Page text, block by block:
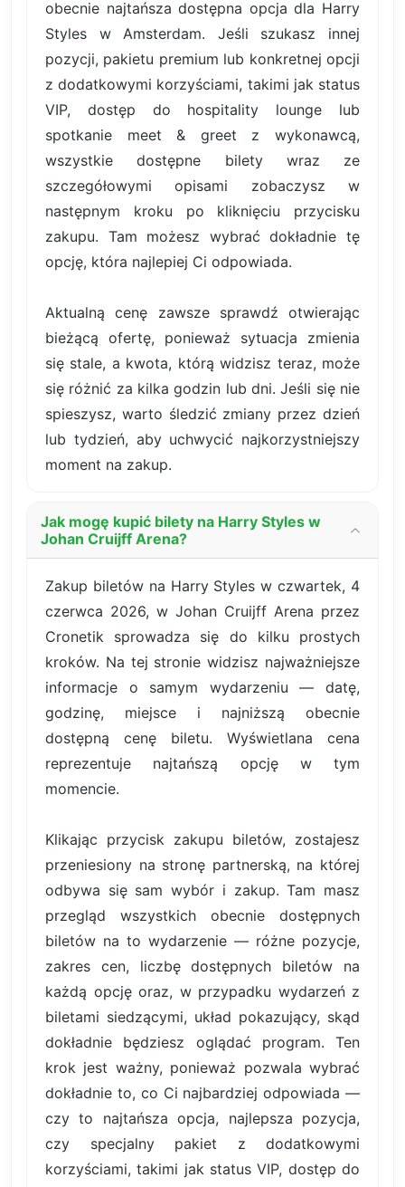
obecnie najtańsza dostępna opcja dla Harry
Styles w Amsterdam. Jeśli szukasz innej
pozycji, pakietu premium lub konkretnej opcji
z dodatkowymi korzyściami, takimi jak status
VIP, dostęp do hospitality lounge lub
spotkanie meet & greet z wykonawcą,
wszystkie dostępne bilety wraz ze
szczegółowymi opisami zobaczysz w
następnym kroku po kliknięciu przycisku
zakupu. Tam możesz wybrać dokładnie tę
opcję, która najlepiej Ci odpowiada.
Aktualną cenę zawsze sprawdź otwierając
bieżącą ofertę, ponieważ sytuacja zmienia
się stale, a kwota, którą widzisz teraz, może
się różnić za kilka godzin lub dni. Jeśli się nie
spieszysz, warto śledzić zmiany przez dzień
lub tydzień, aby uchwycić najkorzystniejszy
moment na zakup.
Jak mogę kupić bilety na Harry Styles w
Johan Cruijff Arena?
Zakup biletów na Harry Styles w czwartek, 4
czerwca 2026, w Johan Cruijff Arena przez
Cronetik sprowadza się do kilku prostych
kroków. Na tej stronie widzisz najważniejsze
informacje o samym wydarzeniu — datę,
godzinę, miejsce i najniższą obecnie
dostępną cenę biletu. Wyświetlana cena
reprezentuje najtańszą opcję w tym
momencie.
Klikając przycisk zakupu biletów, zostajesz
przeniesiony na stronę partnerską, na której
odbywa się sam wybór i zakup. Tam masz
przegląd wszystkich obecnie dostępnych
biletów na to wydarzenie — różne pozycje,
zakres cen, liczbę dostępnych biletów na
każdą opcję oraz, w przypadku wydarzeń z
biletami siedzącymi, układ pokazujący, skąd
dokładnie będziesz oglądać program. Ten
krok jest ważny, ponieważ pozwala wybrać
dokładnie to, co Ci najbardziej odpowiada —
czy to najtańsza opcja, najlepsza pozycja,
czy specjalny pakiet z dodatkowymi
korzyściami, takimi jak status VIP, dostęp do